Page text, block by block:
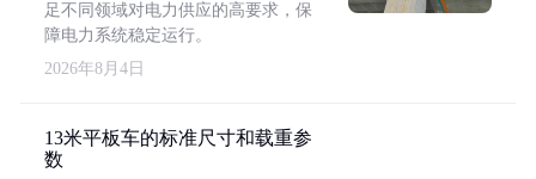
足不同领域对电力供应的高要求，保
障电力系统稳定运行。
2026年8月4日
13米平板车的标准尺寸和载重参
数